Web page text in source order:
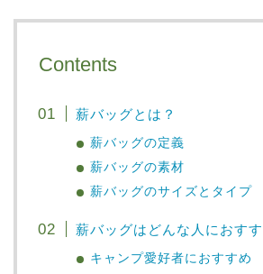
Contents
薪バッグとは？
薪バッグの定義
薪バッグの素材
薪バッグのサイズとタイプ
薪バッグはどんな人におすす
キャンプ愛好者におすすめ